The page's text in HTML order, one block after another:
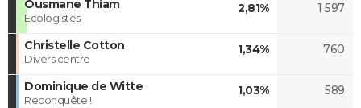
Ousmane Thiam
Ecologistes
2,81% 1 597
Christelle Cotton
Divers centre
1,34% 760
Dominique de Witte
Reconquête !
1,03% 589